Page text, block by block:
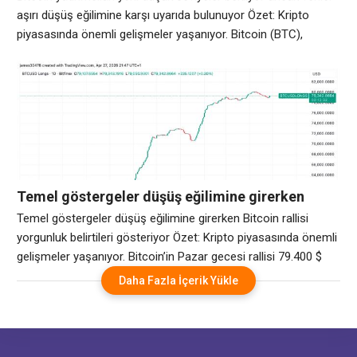
bulunuyor
aşırı düşüş eğilimine karşı uyarıda bulunuyor Özet: Kripto
piyasasında önemli gelişmeler yaşanıyor. Bitcoin (BTC),
olan başarısız toparlanma girişiminin ardından bir kez daha
yılın en düşük seviyesi olan 59.000 dolara yaklaşıyor. Fiyat
büyük bir destek bölgesine doğru sürüklenirken, BTC
Temel göstergeler düşüş eğilimine girerken
Bitcoin rallisi yorgunluk belirtileri gösteriyor
Temel göstergeler düşüş eğilimine girerken Bitcoin rallisi
yorgunluk belirtileri gösteriyor Özet: Kripto piyasasında önemli
gelişmeler yaşanıyor. Bitcoin’in Pazar gecesi rallisi 79.400 $
civarında durdu ve yorgunluk belirtileri göstermeye başlıyor;
fiyatın 77.000 $ civarında işlem görmesi nedeniyle çeşitli
olarak Coinglass verilerine göre Coinbase prim endeksi 8
Daha Fazla İçerik Yükle